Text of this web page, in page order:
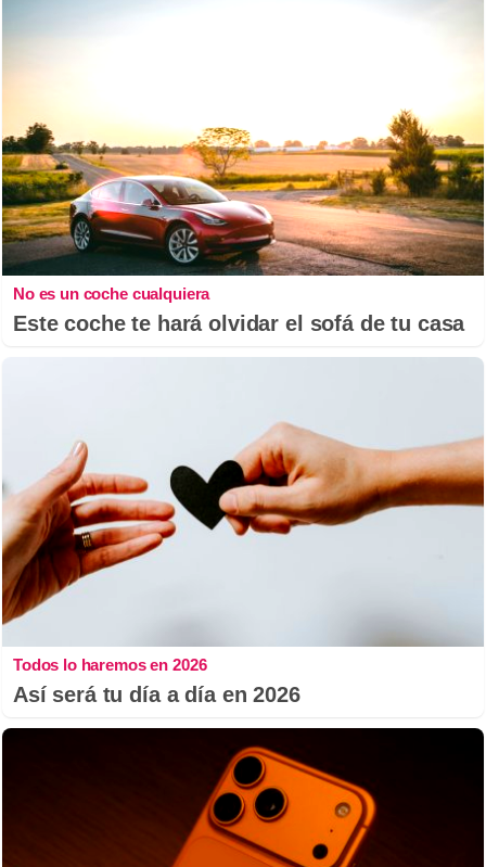
No es un coche cualquiera
Este coche te hará olvidar el sofá de tu casa
Todos lo haremos en 2026
Así será tu día a día en 2026